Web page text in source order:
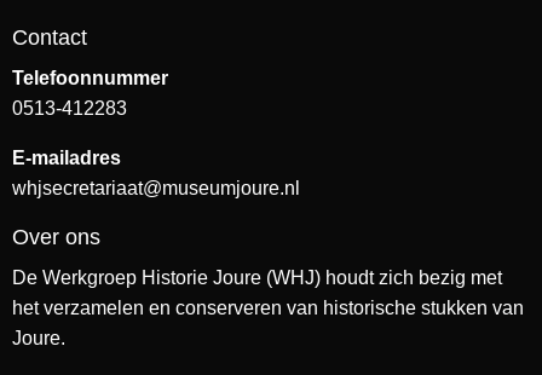
Contact
Telefoonnummer
0513-412283
E-mailadres
whjsecretariaat@museumjoure.nl
Over ons
De Werkgroep Historie Joure (WHJ) houdt zich bezig met
het verzamelen en conserveren van historische stukken van
Joure.